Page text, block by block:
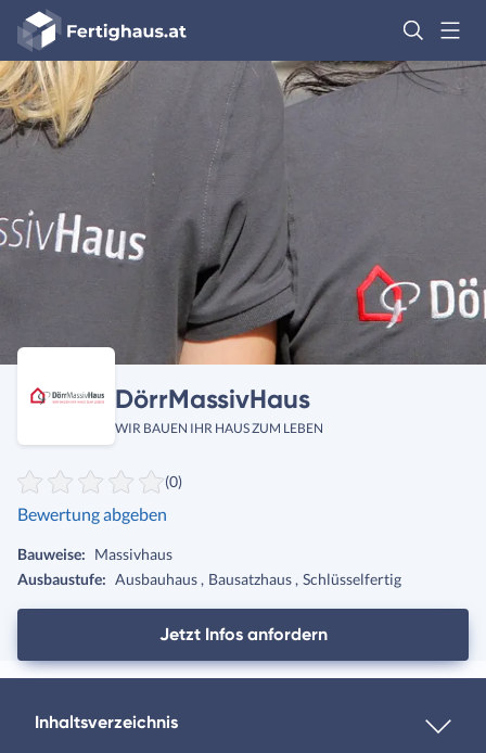
Fertighaus
Logo
Anmelden
DörrMassivHaus
WIR BAUEN IHR HAUS ZUM LEBEN
(0)
Bewertung abgeben
Bauweise: Massivhaus
Ausbaustufe: Ausbauhaus Bausatzhaus Schlüsselfertig
Jetzt Infos anfordern
Inhaltsverzeichnis